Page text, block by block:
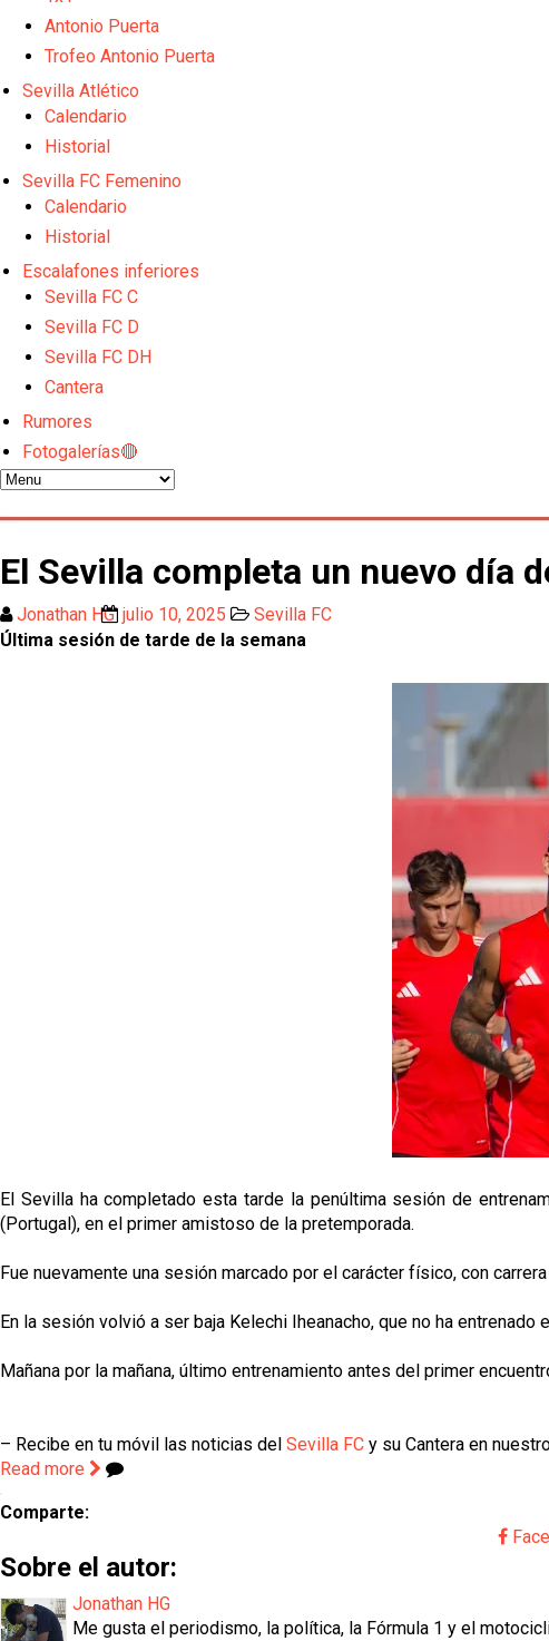
Oso es el siguiente en la lista para salir
Banquillos confirmados: así queda la cantera del Sevilla
Previa | El Sevilla FC cierra la pretemporada con el
Antonio Puerta
Trofeo Antonio Puerta
Sevilla Atlético
Calendario
Historial
Sevilla FC Femenino
Calendario
Historial
Escalafones inferiores
Sevilla FC C
Sevilla FC D
Sevilla FC DH
Cantera
Rumores
Fotogalerías🔴
El Sevilla completa un nuevo día
Jonathan HG julio 10, 2025
Sevilla FC
Última sesión de tarde de la semana
El Sevilla ha completado esta tarde la penúltima sesión de
(Portugal), en el primer amistoso de la pretemporada.
Fue nuevamente una sesión marcado por el carácter físico, con
En la sesión volvió a ser baja Kelechi Iheanacho, que no ha
Mañana por la mañana, último entrenamiento antes del primer
– Recibe en tu móvil las noticias del Sevilla FC y su Cantera en
Read more
Comparte:
Sobre el autor:
Jonathan HG
Me gusta el periodismo, la política, la Fórmula 1 y el